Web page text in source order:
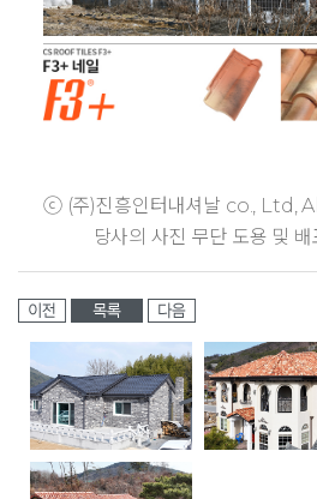
ⓒ (주)진흥인터내셔날 co., Ltd,
당사의 사진 무단 도용 및